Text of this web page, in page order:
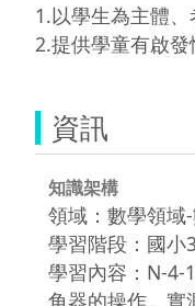
1.以學生為主體
資訊
知識架構
領域：數學領域
學習階段：國小
學習內容：N-4-
角器的操作。實